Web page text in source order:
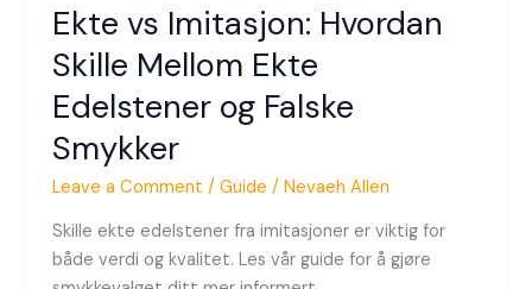
Ekte vs Imitasjon: Hvordan
Skille Mellom Ekte
Edelstener og Falske
Smykker
Leave a Comment /Guide /Nevaeh Allen
Skille ekte edelstener fra imitasjoner er viktig for
både verdi og kvalitet. Les vår guide for å gjøre